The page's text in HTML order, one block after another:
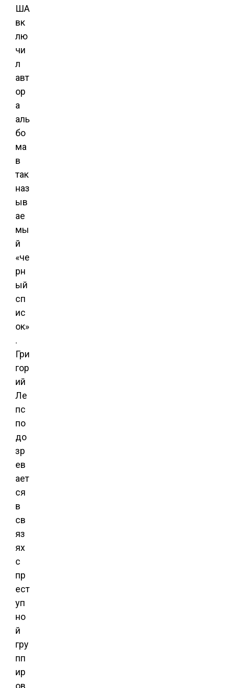
ША
вк
лю
чи
л
авт
ор
а
аль
бо
ма
в
так
наз
ыв
ае
мы
й
«че
рн
ый
сп
ис
ок»
.
Гри
гор
ий
Ле
пс
по
до
зр
ев
ает
ся
в
св
яз
ях
с
пр
ест
уп
но
й
гру
пп
ир
ов